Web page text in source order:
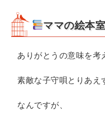
ママの絵本
ありがとうの意味を考
素敵な子守唄とりあえ
なんですが、